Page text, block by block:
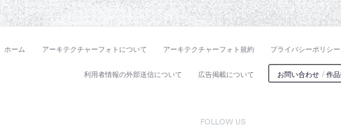
ホーム アーキテクチャーフォトについて アーキテクチャーフォト規約 プライバシーポリシー
利用者情報の外部送信について 広告掲載について お問い合わせ / 作